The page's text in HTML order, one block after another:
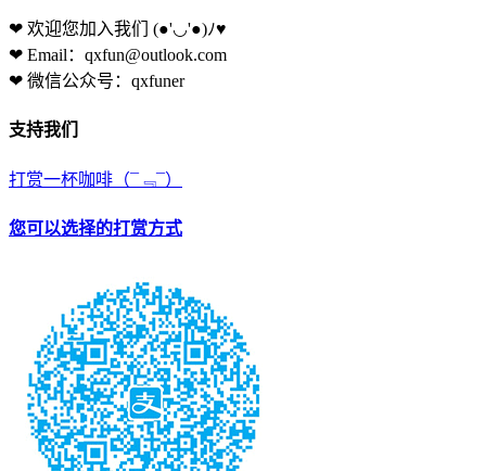
❤ 欢迎您加入我们 (●'◡'●)ﾉ♥
❤ Email：qxfun@outlook.com
❤ 微信公众号：qxfuner
支持我们
打赏一杯咖啡 （¯﹃¯）
您可以选择的打赏方式